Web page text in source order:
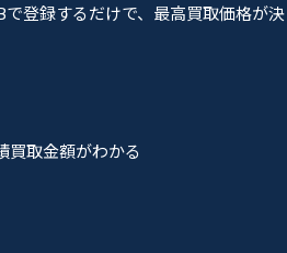
登録するだけで、最高買取価格が決
買取金額がわかる